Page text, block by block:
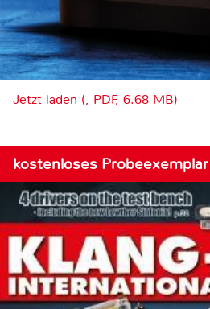
Jetzt laden (, PDF, 6.68 MB)
kostenloses Probeexemplar